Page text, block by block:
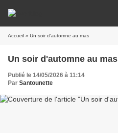
Accueil » Un soir d'automne au mas
Un soir d'automne au mas
Publié le 14/05/2026 à 11:14
Par Santounette